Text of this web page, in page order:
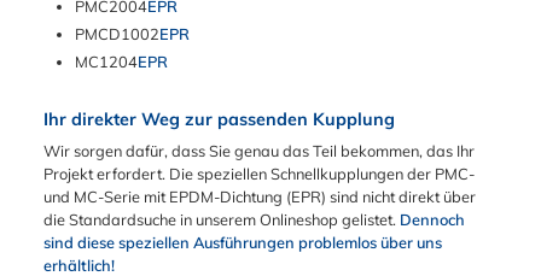
PMC2004EPR
PMCD1002EPR
MC1204EPR
Ihr direkter Weg zur passenden Kupplung
Wir sorgen dafür, dass Sie genau das Teil bekommen, das Ihr
Projekt erfordert. Die speziellen Schnellkupplungen der PMC-
und MC-Serie mit EPDM-Dichtung (EPR) sind nicht direkt über
die Standardsuche in unserem Onlineshop gelistet. Dennoch
sind diese speziellen Ausführungen problemlos über uns
erhältlich!